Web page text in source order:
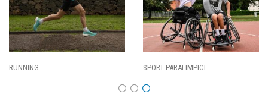
RUNNING SPORT PARALIMPICI